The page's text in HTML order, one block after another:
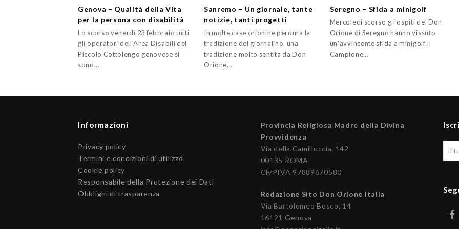
Genova – Qualità della Vita
per la persona con disabilità
Lo scorso venerdì 23 febbraio tutti
gli operatori dell’Area Disabili del
Piccolo Cottolengo genovese si
sono…
Sanremo – Un giornale, tante
notizie, tanti progetti
In molte case orionine perdura la
tradizione del giornalino, una
tradizione molto sentita da Don
Orione…
Seregno – Sfida a minigolf
Mercoledì scorso gli ospiti del Don
Orione di Seregno hanno vissuto
un'avvincente sfida a minigolf.Il
Campione…
Informazioni
Privacy policy
Termini e condizioni di utilizzo
Cookie policy
Responsabile della Protezione dei Dati
Obblighi di trasparenza
Provincia Religiosa Madre della Divina
Provvidenza
Via della Camilluccia, 142
00135 ROMA
CF/PIVA 97889670580
Redazione Sito Don Orione Italia
Via Bartolomeo Bosco, 14
16121 Genova